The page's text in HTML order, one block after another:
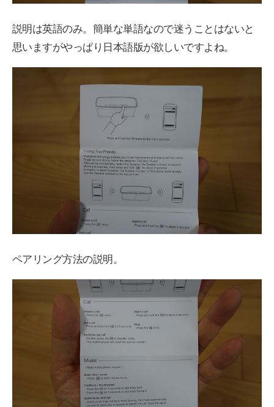
説明は英語のみ。簡単な単語なので迷うことはないと
思いますがやっぱり日本語版が欲しいですよね。
ペアリング方法の説明。